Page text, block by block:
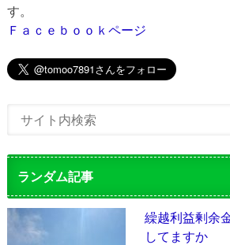
す。
Ｆａｃｅｂｏｏｋページ
ランダム記事
繰越利益剰余
してますか